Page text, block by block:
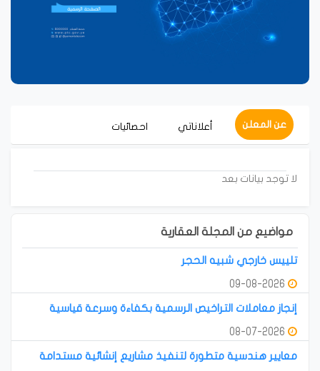
عن المعلن أعلاناتي احصائيات
لا توجد بيانات بعد
مواضيع من المجلة العقارية
تلييس خارجي شبيه الحجر
إنجاز معاملات التراخيص الرسمية بكفاءة وسرعة قياسية
معايير هندسية متطورة لتنفيذ مشاريع إنشائية مستدامة